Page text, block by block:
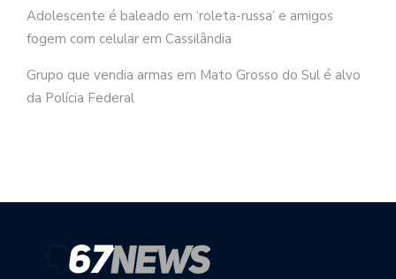
Adolescente é baleado em ‘roleta-russa’ e amigos
fogem com celular em Cassilândia
Grupo que vendia armas em Mato Grosso do Sul é alvo
da Polícia Federal